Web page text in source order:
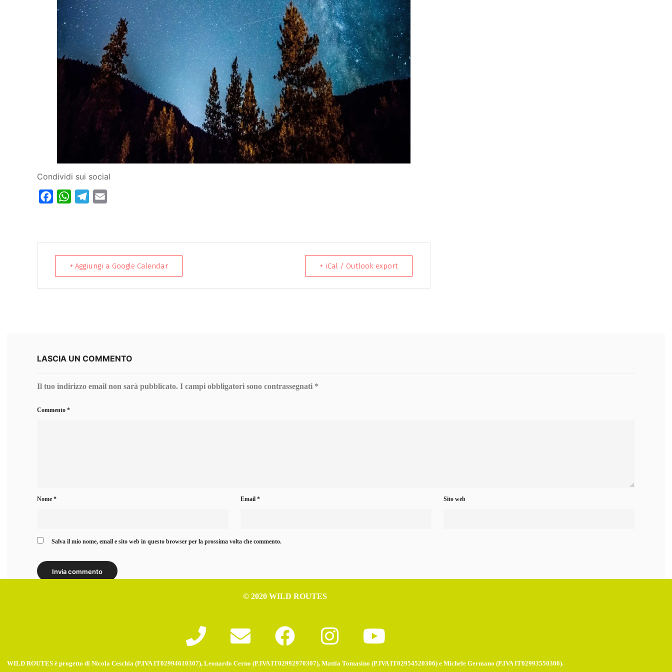
Condividi sui social
FacebookWhatsAppTelegram
+ Aggiungi a Google Calendar + iCal / Outlook export
LASCIA UN COMMENTO
Il tuo indirizzo email non sarà pubblicato. I campi obbligatori sono contrassegnati *
Commento *
Nome * Email * Sito web
Salva il mio nome, email e sito web in questo browser per la prossima volta che commento.
© 2020 WILD ROUTES
WILD ROUTES è progetto di Nicola Ceschia (P.IVA IT02994610307), Leonardo Cerno (P.IVA IT02992970307), Mattia Tomasino (P.IVA IT02954520306) e Michele Germano (P.IVA IT02993550306).